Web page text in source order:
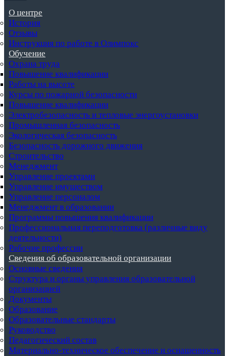
О центре
История
Отзывы
Инструкция по работе в Олимпокс
Обучение
Охрана труда
Повышение квалификации
Работы на высоте
Курсы по пожарной безопасности
Повышение квалификации
Электробезопасность и тепловые энергоустановки
Промышленная безопасность
Экологическая безопасность
Безопасность дорожного движения
Строительство
Менеджмент
Управление проектами
Управление имуществом
Управление персоналом
Менеджмент в образовании
Программы повышения квалификации
Профессиональная переподготовка (различные виду
деятельности)
Рабочие профессии
Сведения об образовательной организации
Основные сведения
Структура и органы управления образовательной
организацией
Документы
Образование
Образовательные стандарты
Руководство
Педагогический состав
Материально-техническое обеспечение и оснащенность